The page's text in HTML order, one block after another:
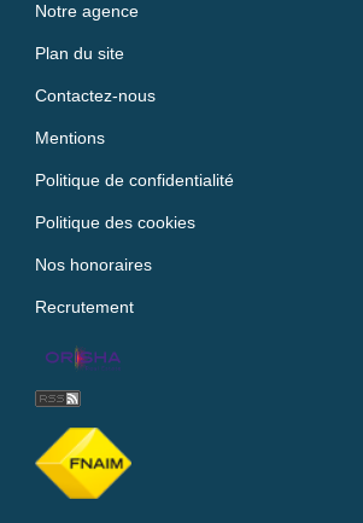
Notre agence
Plan du site
Contactez-nous
Mentions
Politique de confidentialité
Politique des cookies
Nos honoraires
Recrutement